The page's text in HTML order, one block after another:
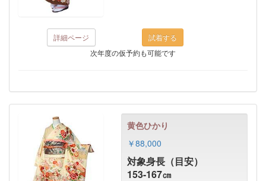
詳細ページ
次年度の仮予約も可能です
黄色ひかり
￥88,000
対象身長（目安）
153-167㎝